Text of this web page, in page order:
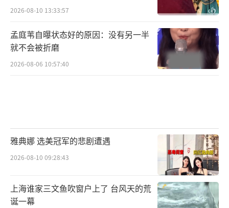
2026-08-10 13:33:57
孟庭苇自曝状态好的原因：没有另一半
就不会被折磨
2026-08-06 10:57:40
雅典娜 选美冠军的悲剧遭遇
2026-08-10 09:28:43
上海谁家三文鱼吹窗户上了 台风天的荒
诞一幕